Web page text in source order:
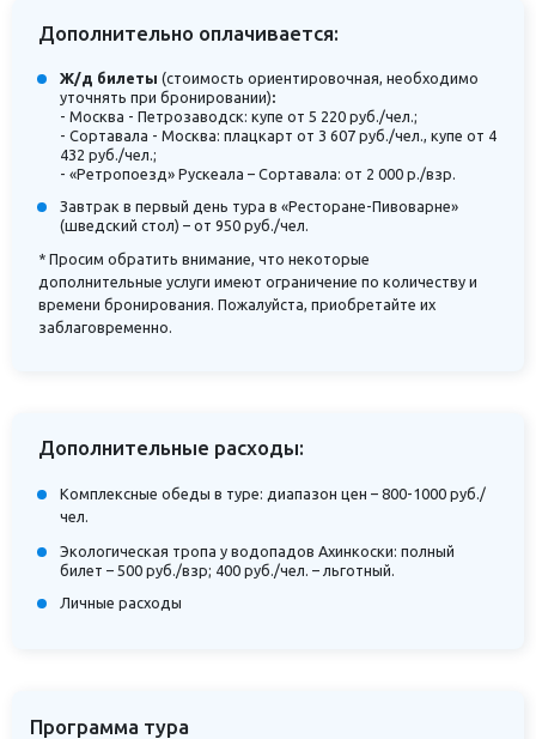
Дополнительно оплачивается:
Ж/д билеты (стоимость ориентировочная, необходимо
уточнять при бронировании):
- Москва - Петрозаводск: купе от 5 220 руб./чел.;
- Сортавала - Москва: плацкарт от 3 607 руб./чел., купе от 4
432 руб./чел.;
- «Ретропоезд» Рускеала – Сортавала: от 2 000 р./взр.
Завтрак в первый день тура в «Ресторане-Пивоварне»
(шведский стол) – от 950 руб./чел.
* Просим обратить внимание, что некоторые
дополнительные услуги имеют ограничение по количеству и
времени бронирования. Пожалуйста, приобретайте их
заблаговременно.
Дополнительные расходы:
Комплексные обеды в туре: диапазон цен – 800-1000 руб./
чел.
Экологическая тропа у водопадов Ахинкоски: полный
билет – 500 руб./взр; 400 руб./чел. – льготный.
Личные расходы
Программа тура